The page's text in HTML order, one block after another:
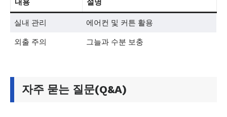
내용 설명
실내 관리 에어컨 및 커튼 활용
외출 주의 그늘과 수분 보충
자주 묻는 질문(Q&A)